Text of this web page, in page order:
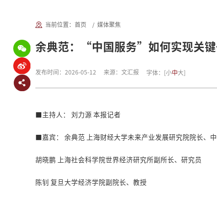
当前位置：首页 媒体聚焦
余典范：“中国服务”如何实现关键
发布时间：2026-05-12 来源：文汇报 字体： 小中大
■主持人： 刘力源 本报记者
■嘉宾： 余典范 上海财经大学未来产业发展研究院院长、
胡晓鹏 上海社会科学院世界经济研究所副所长、研究员
陈钊 复旦大学经济学院副院长、教授